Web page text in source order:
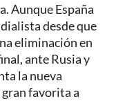
Aunque España
desde que
eliminación en
ante Rusia y
la nueva
favorita a